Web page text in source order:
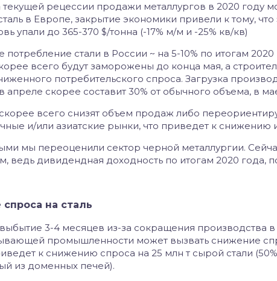
рецессии продажи металлургов в 2020 году
в Европе, закрытие экономики привели к тому,
упали до 365-370 $/тонна (-17% м/м и -25% кв/кв)
стали в России ~ на 5-10% по итогам
всего будут заморожены до конца мая, а
потребительского спроса. Загрузка
апреле скорее составит 30% от обычного объема, в
всего снизят объем продаж либо
и/или азиатские рынки, что приведет к снижению
мы переоценили сектор черной металлургии.
ведь дивидендная доходность по итогам 2020 года,
на сталь
3-4 месяцев из-за сокращения производства в
промышленности может вызвать снижение
к снижению спроса на 25 млн т сырой стали
из доменных печей).